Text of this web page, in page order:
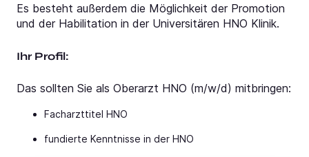
Es besteht außerdem die Möglichkeit der Promotion
und der Habilitation in der Universitären HNO Klinik.
Ihr Profil:
Das sollten Sie als Oberarzt HNO (m/w/d) mitbringen:
Facharzttitel HNO
fundierte Kenntnisse in der HNO